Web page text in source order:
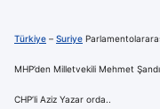
Türkiye – Suriye
MHP’den Milletvekili Mehmet
CHP’li Aziz Yazar orda..